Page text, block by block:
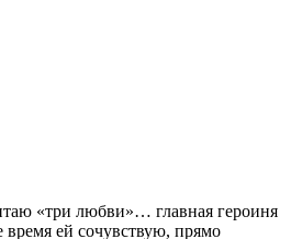
«три любви»… главная героиня
время ей сочувствую, прямо